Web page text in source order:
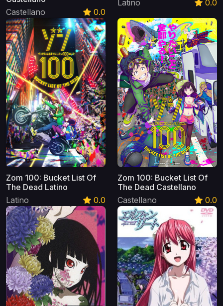
Castellano
0.0
Latino 0.0
Zom 100: Bucket List Of
The Dead Latino
Latino
0.0
Zom 100: Bucket List Of
The Dead Castellano
Castellano
0.0